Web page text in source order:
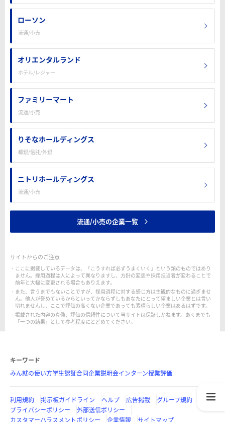
ローソン
流通/小売
オリエンタルランド
ホテル/レジャー
ファミリーマート
流通/小売
りそなホールディングス
都銀/信託/外銀
ニトリホールディングス
流通/小売
流通/小売の企業一覧
サイトからのご注意
ここに掲載しているデータは、「こうすれば必ずうまくいく」という類のものではあり
ません。採用過程は人によって異なりますし、方針の変更や採用担当者が変わることで
前年と大幅に変更される場合もありえます。
また、言うまでもないことですが、採用過程に対する感じ方は主観的なものに過ぎませ
ん。他人が誉めているからといってかならずしもあなたにとって望ましい企業とは言い
切れませんし、ここで評価の高くない企業であっても素晴らしい企業はあるはずです。
掲載された内容の真偽、評価の信頼性について当サイトは保証しかねます。あくまでも
「一つの結果」として参考程度にとどめてください。
キーワード
みん就の使い方学生認証合同企業説明会インターン授業評価
利用規約 掲示板ガイドライン ヘルプ 広告掲載
グループ規約
プライバシーポリシー
外部送信ポリシー
カスタマーハラスメントポリシー
企業情報 サイトマップ